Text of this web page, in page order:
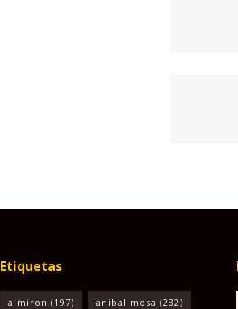
Etiquetas
almiron (197) anibal mosa (232)